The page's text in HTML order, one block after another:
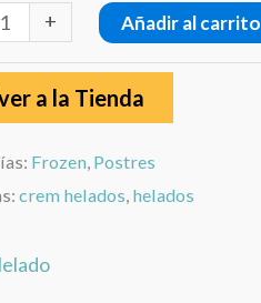
+ Añadir al carrito
a la Tienda
Frozen, Postres
crem helados, helados